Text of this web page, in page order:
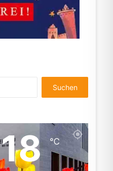
nach:
18℃